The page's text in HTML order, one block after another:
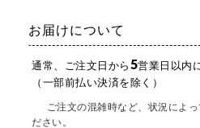
お届けについて
通常、ご注文日から 5営業日以内
（一部前払い決済を除く）
ご注文の混雑時など、状況によ
ださい。